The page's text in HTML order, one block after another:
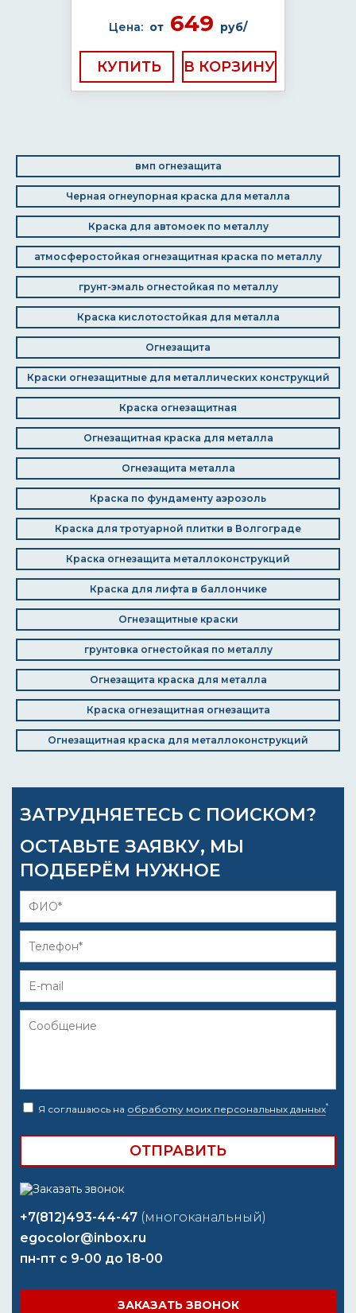
Цена: от 649 руб/
КУПИТЬ
вмп огнезащита
Черная огнеупорная краска для металла
Краска для автомоек по металлу
атмосферостойкая огнезащитная краска по металлу
грунт-эмаль огнестойкая по металлу
Краска кислотостойкая для металла
Огнезащита
Краски огнезащитные для металлических конструкций
Краска огнезащитная
Огнезащитная краска для металла
Огнезащита металла
Краска по фундаменту аэрозоль
Краска для тротуарной плитки в Волгограде
Краска огнезащита металлоконструкций
Краска для лифта в баллончике
Огнезащитные краски
грунтовка огнестойкая по металлу
Огнезащита краска для металла
Краска огнезащитная огнезащита
Огнезащитная краска для металлоконструкций
ЗАТРУДНЯЕТЕСЬ С ПОИСКОМ?
ОСТАВЬТЕ ЗАЯВКУ, МЫ
ПОДБЕРЁМ НУЖНОЕ
Я соглашаюсь на обработку моих персональных данных*
+7(812)493-44-47 (многоканальный)
egocolor@inbox.ru
пн-пт с 9-00 до 18-00
ЗАКАЗАТЬ ЗВОНОК